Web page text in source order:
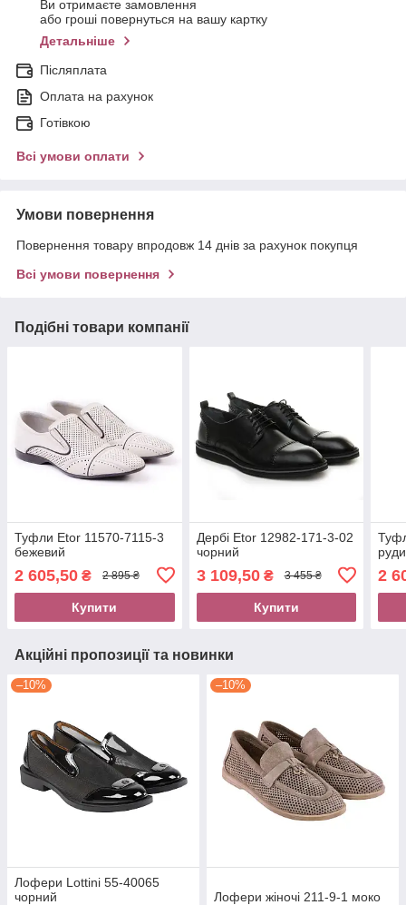
Ви отримаєте замовлення
або гроші повернуться на вашу картку
Детальніше
Післяплата
Оплата на рахунок
Готівкою
Всі умови оплати
Умови повернення
Повернення товару впродовж 14 днів за рахунок покупця
Всі умови повернення
Подібні товари компанії
Туфли Etor 11570-7115-3
бежевий
2 605,50 ₴ 2 895 ₴
Купити
Дербі Etor 12982-171-3-02
чорний
3 109,50₴ 3 455 ₴
Купити
2
Акційні пропозиції та новинки
–10%
Лофери Lottini 55-40065
чорний
–10%
Лофери жіночі 211-9-1 моко